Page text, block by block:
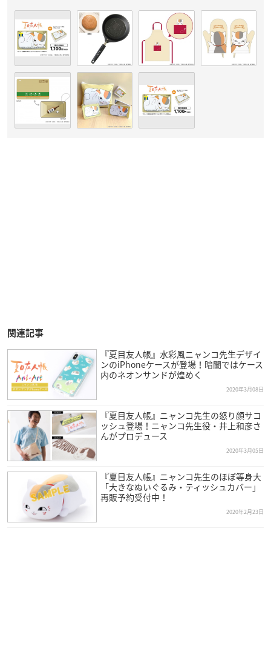
関連記事
『夏目友人帳』水彩風ニャンコ先生デザイ
ンのiPhoneケースが登場！暗闇ではケース
内のネオンサンドが煌めく
2020年3月08日
『夏目友人帳』ニャンコ先生の怒り顔サコ
ッシュ登場！ニャンコ先生役・井上和彦さ
んがプロデュース
2020年3月05日
『夏目友人帳』ニャンコ先生のほぼ等身大
「大きなぬいぐるみ・ティッシュカバー」
再販予約受付中！
2020年2月23日